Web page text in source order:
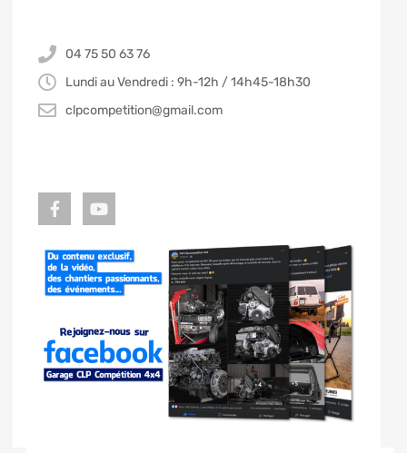
04 75 50 63 76
Lundi au Vendredi : 9h-12h / 14h45-18h30
clpcompetition@gmail.com